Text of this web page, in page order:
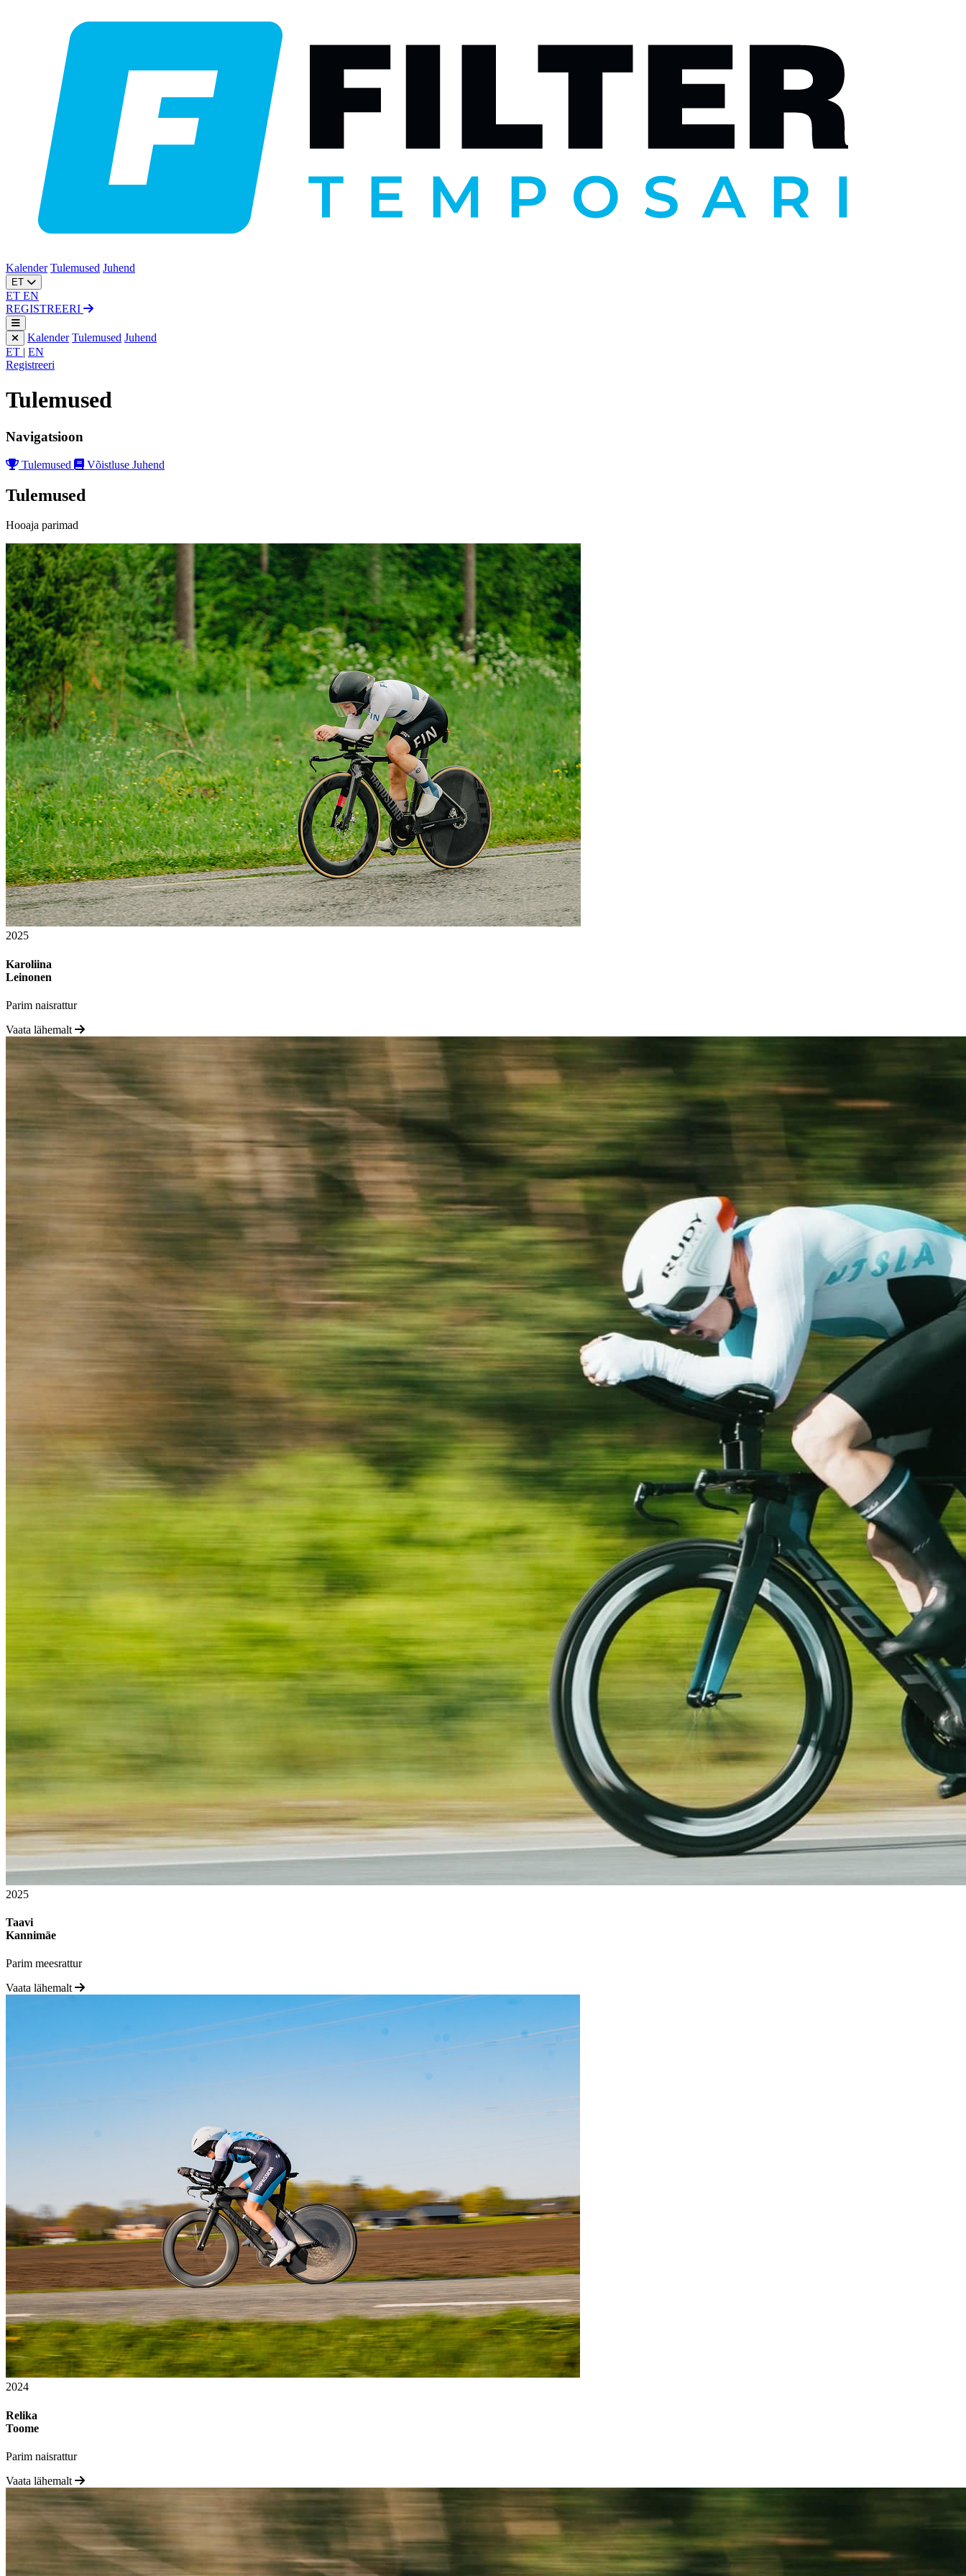
Kalender Tulemused Juhend
ET
ET EN
REGISTREERI
Kalender Tulemused Juhend
ET | EN
Registreeri
Tulemused
Navigatsioon
Tulemused Võistluse Juhend
Tulemused
Hooaja parimad
2025
Karoliina
Leinonen
Parim naisrattur
Vaata lähemalt
2025
Taavi
Kannimäe
Parim meesrattur
Vaata lähemalt
2024
Relika
Toome
Parim naisrattur
Vaata lähemalt